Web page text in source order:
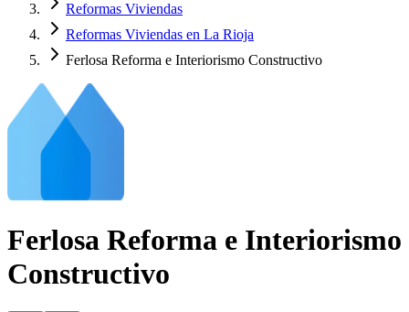
Reformas Viviendas
Reformas Viviendas en La Rioja
Ferlosa Reforma e Interiorismo Constructivo
Ferlosa Reforma e Interiorismo
Constructivo